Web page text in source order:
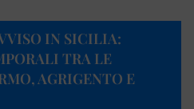
IN SICILIA:
TRA LE
AGRIGENTO E